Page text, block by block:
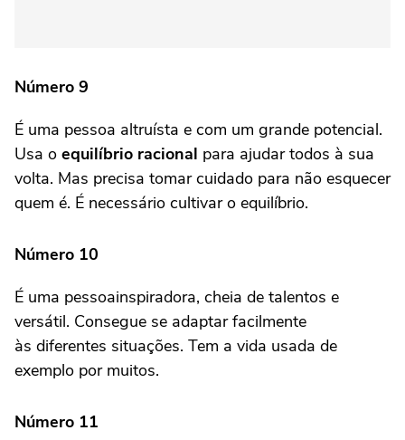
Número 9
É uma pessoa altruísta e com um grande potencial.
Usa o equilíbrio racional para ajudar todos à sua
volta. Mas precisa tomar cuidado para não esquecer
quem é. É necessário cultivar o equilíbrio.
Número 10
É uma pessoainspiradora, cheia de talentos e
versátil. Consegue se adaptar facilmente
às diferentes situações. Tem a vida usada de
exemplo por muitos.
Número 11